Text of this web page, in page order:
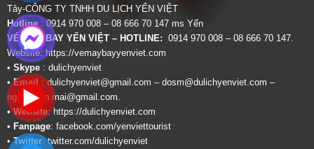
Tây-CÔNG TY TNHH DU LỊCH YẾN VIỆT
Hotline : 0914 970 008 – 08 666 70 147 ms Yến
VÉ MÁY BAY YẾN VIỆT – HOTLINE: 0914 970 008 – 08 666 70 147.
Website:https://vemaybayyenviet.com
• Skype : dulichyenviet
•Email :dulichyenviet@gmail.com – dosm@dulichyenviet.com –
ngan.phan.mai@gmail.com.
•Website:https://dulichyenviet.com
• Fanpage: facebook.com/yenviettourist
•Twitter:twitter.com/dulichyenviet